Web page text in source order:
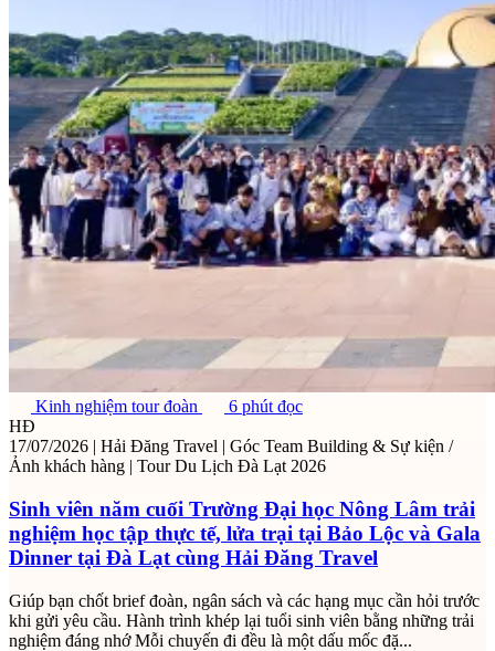
Kinh nghiệm tour đoàn
6 phút đọc
HĐ
17/07/2026 | Hải Đăng Travel | Góc Team Building & Sự kiện /
Ảnh khách hàng | Tour Du Lịch Đà Lạt 2026
Sinh viên năm cuối Trường Đại học Nông Lâm trải
nghiệm học tập thực tế, lửa trại tại Bảo Lộc và Gala
Dinner tại Đà Lạt cùng Hải Đăng Travel
Giúp bạn chốt brief đoàn, ngân sách và các hạng mục cần hỏi trước
khi gửi yêu cầu. Hành trình khép lại tuổi sinh viên bằng những trải
nghiệm đáng nhớ Mỗi chuyến đi đều là một dấu mốc đặ...